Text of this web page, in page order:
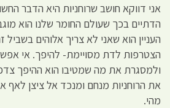
אני דווקא חושב שרוחניות היא הדבר
הדתיים בכך שעולם החומר שלנו הוא
העניין הוא שאני לא צריך אלוהים בשביל
הצטרפות לדת מסויימת- להיפך. אי
ולמסגרת את מה שמטיבו הוא ההיפך
את הרוחניות מנחם ומנכד אל ציצן לאף
מהי.